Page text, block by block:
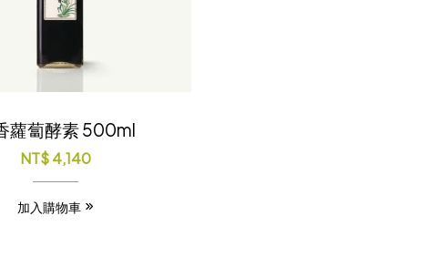
蘿蔔酵素 500ml
NT$4,140
加入購物車